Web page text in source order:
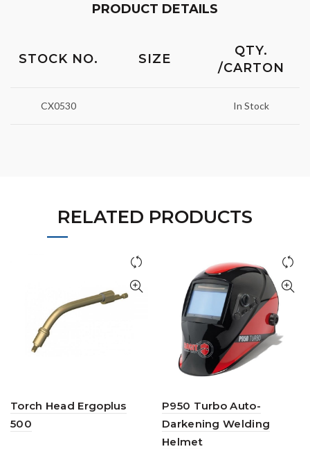
PRODUCT DETAILS
STOCK NO. SIZE
QTY.
/CARTON
CX0530 In Stock
RELATED PRODUCTS
Torch Head Ergoplus
500
P950 Turbo Auto-
Darkening Welding
Helmet